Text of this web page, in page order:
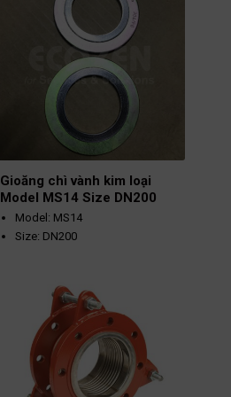
Dễ dàng lắp đặt.
Thân làm bằng EPDM, Đầu bằng
thép cacbon.
Đầu nối với mặt bích EN 1092:
từ 2” đến 6”)
PN10 (kích thước từ 8”
đến 12”)
16 bar (kích thước từ
2” đến 6”)
10 bar (kích thước từ
Nhiệt độ làm việc – 10 ºC + 105
Áp suất nổ 48 bar.
Gioăng chì vành kim loại
Model MS14 Size DN200
Model: MS14
Size: DN200
inox, vật liệu làm kín Graphite
Nhiệt độ tối đa: 550ºC
Áp suất tối đa: 400 bar
Xuất xứ: Hãng DONIT -
SLOVENIA